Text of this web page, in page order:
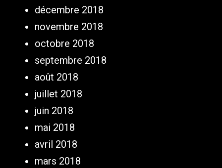
décembre 2018
novembre 2018
octobre 2018
septembre 2018
août 2018
juillet 2018
juin 2018
mai 2018
avril 2018
mars 2018